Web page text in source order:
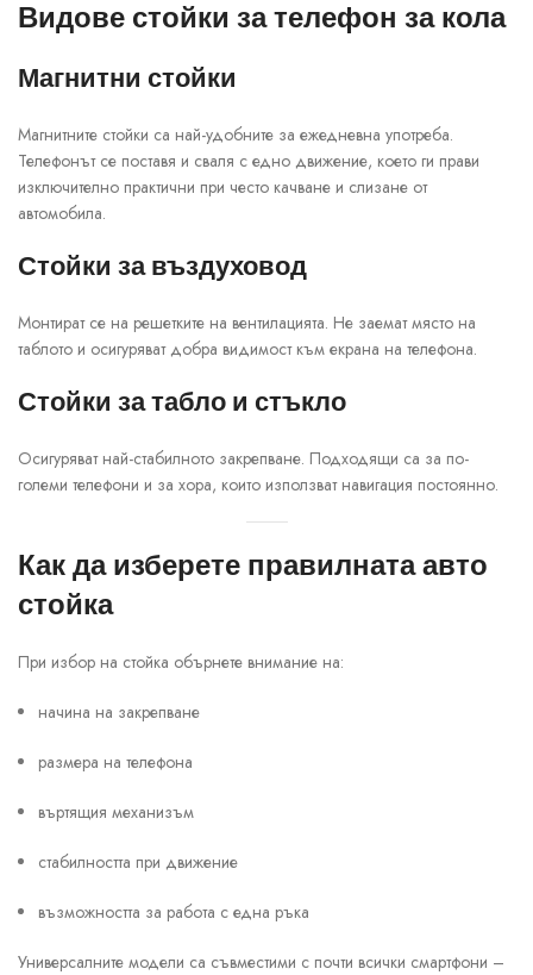
Видове стойки за телефон за кола
Магнитни стойки
Магнитните стойки са най-удобните за ежедневна употреба.
Телефонът се поставя и сваля с едно движение, което ги прави
изключително практични при често качване и слизане от
автомобила.
Стойки за въздуховод
Монтират се на решетките на вентилацията. Не заемат място на
таблото и осигуряват добра видимост към екрана на телефона.
Стойки за табло и стъкло
Осигуряват най-стабилното закрепване. Подходящи са за по-
големи телефони и за хора, които използват навигация постоянно.
Как да изберете правилната авто
стойка
При избор на стойка обърнете внимание на:
начина на закрепване
размера на телефона
въртящия механизъм
стабилността при движение
възможността за работа с една ръка
Универсалните модели са съвместими с почти всички смартфони –